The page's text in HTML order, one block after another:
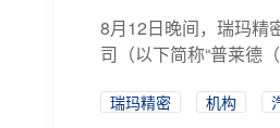
8月12日晚间，瑞玛精
司（以下简称“普莱德
瑞玛精密 机构